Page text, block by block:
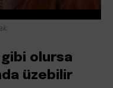
olursa
üzebilir